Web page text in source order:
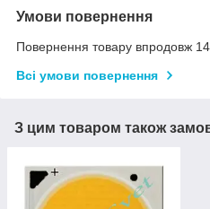
Умови повернення
Повернення товару впродовж
Всі умови повернення
З цим товаром також